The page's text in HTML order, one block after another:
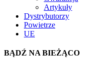
Artykuły
Dystrybutorzy
Powietrze
UE
BĄDŹ NA BIEŻĄCO